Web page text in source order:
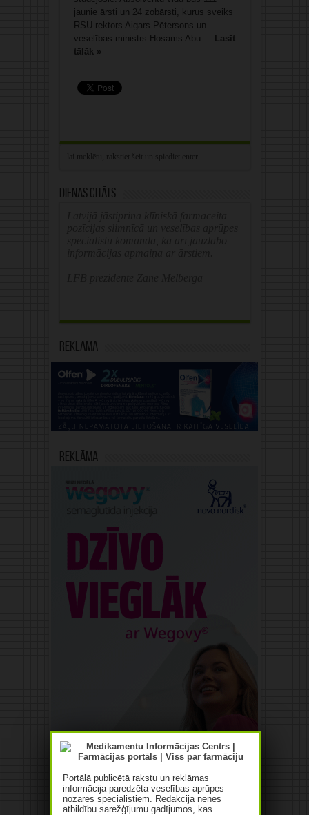
jaunie ārsti un 24 zobārsti, kurus sveiks
RSU rektors Aigars Pētersons un
veselības ministrs Hosams Abu ... Lasīt
tālāk »
Dienas citāts
Reklāma
Reklāma
Portālā publicētā rakstu un reklāmas
informācija paredzēta veselības aprūpes
nozares speciālistiem. Redakcija nenes
atbildību sarežģījumu gadījumos, kas